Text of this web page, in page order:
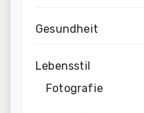
Gesundheit
Lebensstil
Fotografie